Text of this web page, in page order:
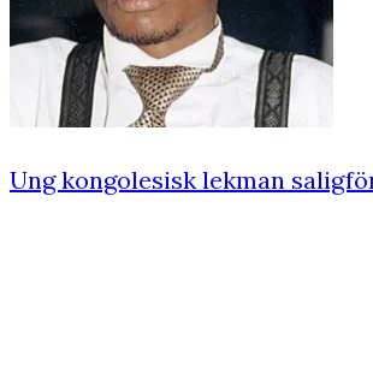
Ung kongolesisk lekman